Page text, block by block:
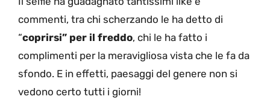
commenti, tra chi scherzando le ha detto di
“coprirsi” per il freddo, chi le ha fatto i
complimenti per la meravigliosa vista che le fa da
sfondo. E in effetti, paesaggi del genere non si
vedono certo tutti i giorni!